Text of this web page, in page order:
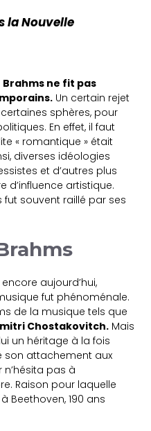
la Nouvelle
Brahms ne fit pas
Un certain rejet
sphères, pour
En effet, il faut
« romantique » était
diverses idéologies
et d’autres plus
d’influence artistique.
souvent raillé par ses
aujourd’hui,
fut phénoménale.
de la musique tels que
Chostakovitch. Mais
un héritage à la fois
son attachement aux
pas à
Raison pour laquelle
Beethoven, 190 ans